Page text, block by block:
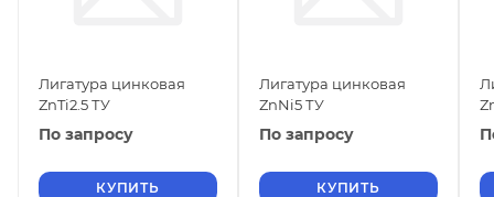
Лигатура цинковая
ZnTi2.5 ТУ
По запросу
КУПИТЬ
Лигатура цинковая
ZnNi5 ТУ
По запросу
КУПИТЬ